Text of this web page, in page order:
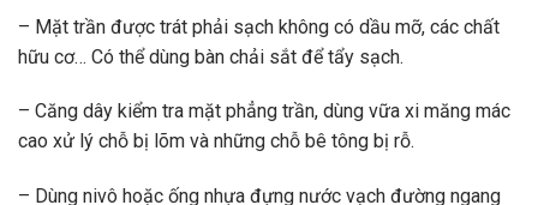
– Mặt trần được trát phải sạch không có dầu mỡ, các chất
hữu cơ… Có thể dùng bàn chải sắt để tẩy sạch.
– Căng dây kiểm tra mặt phẳng trần, dùng vữa xi măng mác
cao xử lý chỗ bị lõm và những chỗ bê tông bị rỗ.
– Dùng nivô hoặc ống nhựa đựng nước vạch đường ngang